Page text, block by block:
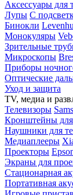
Аксессуары для
Лупы С
Бинокли
Монокуляры
Зрительные
Микроскопы
Приборы
Оптические
Уход и защита
TV, медиа и
Телевизоры
Кронштейны для
Наушники для
Медиаплееры
Проекторы
Экраны для
Стационарная
Портативная